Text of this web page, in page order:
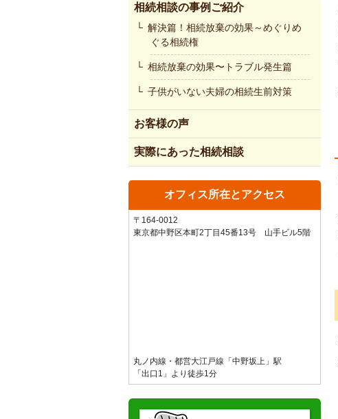
相続相談の事例ご紹介
解決篇！相続放棄の効果～めぐりめ
ぐる相続権
相続放棄の効果〜トラブル発生篇
子供がいない夫婦の相続生前対策
お客様の声
実際にあった相続相談
オフィス所在とアクセス
〒164-0012
東京都中野区本町2丁目45番13号 山手ビル5階
丸ノ内線・都営大江戸線「中野坂上」駅
「出口1」より徒歩1分